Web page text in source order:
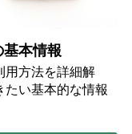
本情報
用方法を詳細解
たい基本的な情報